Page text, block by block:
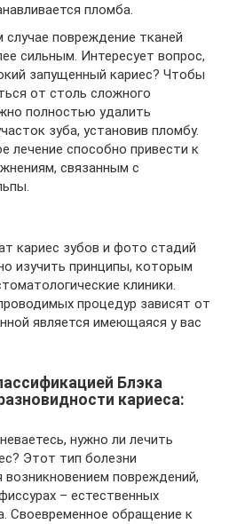
пломба.
случае повреждение тканей
сильным. Интересует вопрос,
запущенный кариес? Чтобы
от столь сложного
полностью удалить
зуба, установив пломбу.
лечение способно привести к
связанным с
кариес зубов и фото стадий
изучить принципы, которым
клиники.
процедур зависят от
является имеющаяся у вас
Блэка
кариеса:
нужно ли лечить
Этот тип болезни
возникновением повреждений,
– естественных
Своевременное обращение к